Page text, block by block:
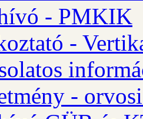
- PMKIK
-
-